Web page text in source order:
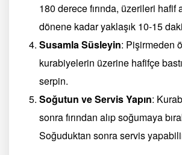
180 derece fırında, üzerileri hafif
dönene kadar yaklaşık 10-15
Susamla Süsleyin: Pişirmeden
kurabiyelerin üzerine hafifçe
serpin.
Soğutun ve Servis Yapın:
sonra fırından alıp soğumaya
Soğuduktan sonra servis